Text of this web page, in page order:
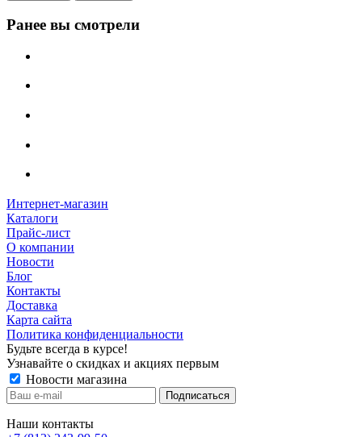
Ранее вы смотрели
Интернет-магазин
Каталоги
Прайс-лист
О компании
Новости
Блог
Контакты
Доставка
Карта сайта
Политика конфиденциальности
Будьте всегда в курсе!
Узнавайте о скидках и акциях первым
Новости магазина
Наши контакты